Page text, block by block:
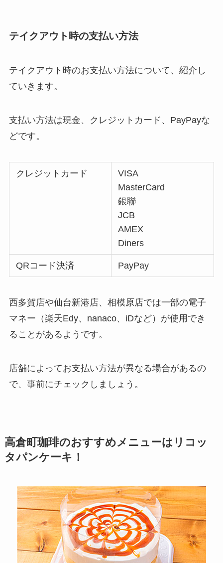
テイクアウト時の支払い方法
テイクアウト時のお支払い方法について、紹介し
ていきます。
支払い方法は現金、クレジットカード、PayPayな
どです。
クレジットカード
VISA
MasterCard
銀聯
JCB
AMEX
Diners
QRコード決済 PayPay
西多賀店や仙台新港店、相模原店では一部の電子
マネー（楽天Edy、nanaco、iDなど）が使用でき
ることがあるようです。
店舗によってお支払い方法が異なる場合があるの
で、事前にチェックしましょう。
高倉町珈琲のおすすめメニューは リコッ
タパンケーキ！